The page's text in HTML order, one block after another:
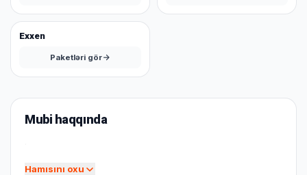
Exxen
Paketləri gör
Mubi haqqında
Hamısını oxu